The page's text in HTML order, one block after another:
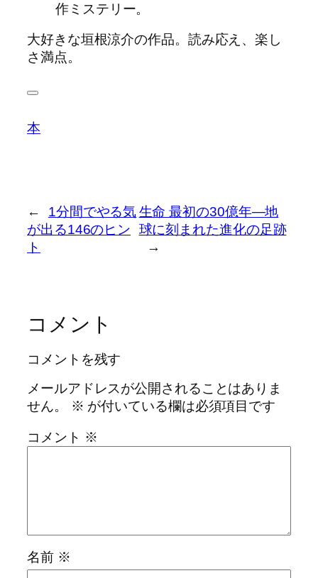
作ミステリー。
大好きな垣根涼介の作品。読み応え、楽し
さ満点。
本
←
1分間でやる気
が出る146のヒン
ト
生命 最初の30億年―地
球に刻まれた進化の足跡
→
コメント
コメントを残す
メールアドレスが公開されることはありま
せん。
※ が付いている欄は必須項目です
コメント ※
名前 ※